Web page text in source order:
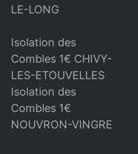
LE-LONG
Isolation des
Combles 1€ CHIVY-
LES-ETOUVELLES
Isolation des
Combles 1€
NOUVRON-VINGRE